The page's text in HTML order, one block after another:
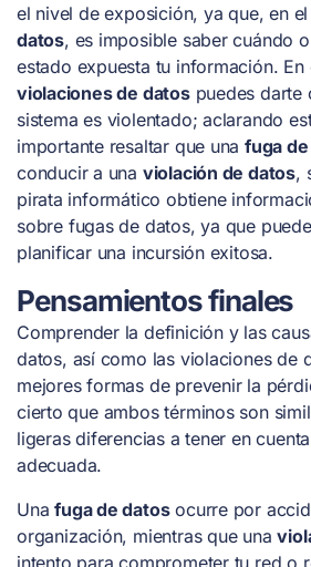
el nivel de exposición, ya que, en
datos, es imposible saber cuándo
estado expuesta tu información. En
violaciones de datospuedes darte
sistema es violentado; aclarando
importante resaltar que unafuga
conducir a una violación de datos,
pirata informático obtiene
sobre fugas de datos, ya que
planificar una incursión exitosa.
Pensamientos finales
Comprender la definición y las
datos, así como las violaciones de
mejores formas de prevenir la
cierto que ambos términos son
ligeras diferencias a tener en
adecuada.
Unafuga de datosocurre por
organización, mientras que una
intento para comprometer tu red o